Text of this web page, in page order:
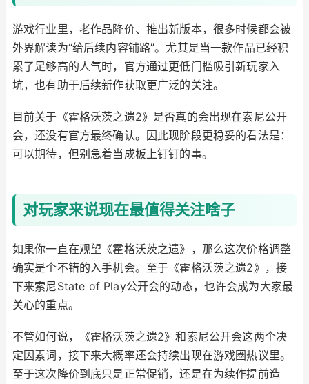
游戏行业里，老作品降价、推出新版本，很多时候都会被
外界解读为“给后续内容铺路”。尤其是当一款作品已经积
累了足够高的人气时，官方通过更低门槛吸引新玩家入
坑，也有助于后续新作获取更广泛的关注。
目前关于《霍格沃茨之遗2》是否真的会出现在索尼公开
会，还没有官方最终确认。因此现阶段更稳妥的看法是：
可以期待，但别急着当成板上钉钉的事。
对玩家来说现在最值得关注啥子
如果你一直在观望《霍格沃茨之遗》，那么这次价格调整
确实是个不错的入手机会。至于《霍格沃茨之遗2》，接
下来索尼State of Play公开会的动态，也许会成为大家最
关心的重点。
不管如何说，《霍格沃茨之遗2》和索尼公开会这两个决
定因素词，接下来大概率还会持续出现在游戏圈热议里。
至于这次降价到底只是正常促销，还是在为续作提前造